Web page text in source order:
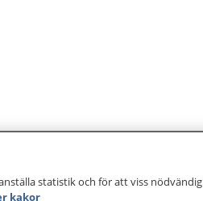
statistik och för att viss nödvändig
kakor